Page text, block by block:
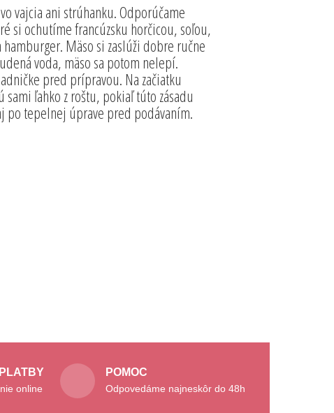
vajcia ani strúhanku. Odporúčame
si ochutíme francúzsku horčicou, soľou,
Mäso si zaslúži dobre ručne
voda, mäso sa potom nelepí.
pred prípravou. Na začiatku
ľahko z roštu, pokiaľ túto zásadu
po tepelnej úprave pred podávaním.
online
POMOC
Odpovedáme najneskôr do 48h